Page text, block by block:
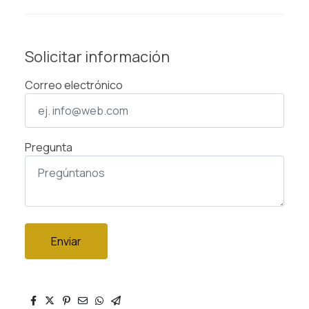
Solicitar información
Correo electrónico
Pregunta
Enviar